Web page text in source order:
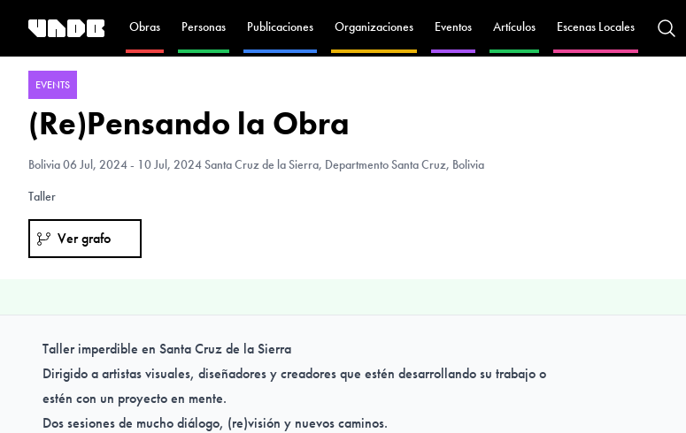
Obras Personas Publicaciones Organizaciones Eventos Artículos Escenas Locales
EVENTS
(Re)Pensando la Obra
Bolivia06 Jul, 2024 - 10 Jul, 2024 Santa Cruz de la Sierra, Departmento Santa Cruz, Bolivia
Taller
Ver grafo
Taller imperdible en Santa Cruz de la Sierra
Dirigido a artistas visuales, diseñadores y creadores que estén desarrollando su trabajo o
estén con un proyecto en mente.
Dos sesiones de mucho diálogo, (re)visión y nuevos caminos.